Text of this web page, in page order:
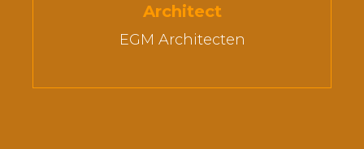
Architect
EGM Architecten